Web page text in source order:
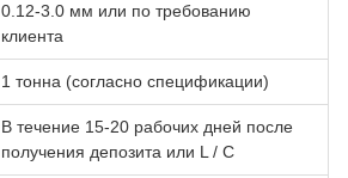
0.12-3.0 мм или по требованию
клиента
1 тонна (согласно спецификации)
В течение 15-20 рабочих дней после
получения депозита или L / C